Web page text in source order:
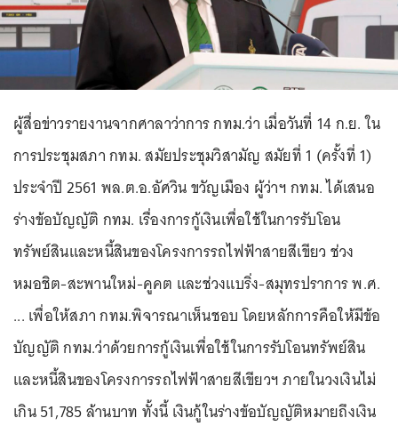
ผู้สื่อข่าวรายงานจากศาลาว่าการ กทม.ว่า เมื่อวันที่ 14 ก.ย. ใน
การประชุมสภา กทม. สมัยประชุมวิสามัญ สมัยที่ 1 (ครั้งที่ 1)
ประจำปี 2561 พล.ต.อ.อัศวิน ขวัญเมือง ผู้ว่าฯ กทม. ได้เสนอ
ร่างข้อบัญญัติ กทม. เรื่องการกู้เงินเพื่อใช้ในการรับโอน
ทรัพย์สินและหนี้สินของโครงการรถไฟฟ้าสายสีเขียว ช่วง
หมอชิต-สะพานใหม่-คูคต และช่วงแบริ่ง-สมุทรปราการ พ.ศ.
... เพื่อให้สภา กทม.พิจารณาเห็นชอบ โดยหลักการคือให้มีข้อ
บัญญัติ กทม.ว่าด้วยการกู้เงินเพื่อใช้ในการรับโอนทรัพย์สิน
และหนี้สินของโครงการรถไฟฟ้าสายสีเขียวฯ ภายในวงเงินไม่
เกิน 51,785 ล้านบาท ทั้งนี้ เงินกู้ในร่างข้อบัญญัติหมายถึงเงิน